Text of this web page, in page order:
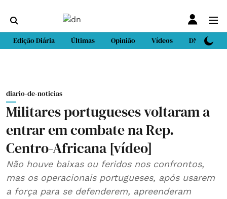
Edição Diária Últimas Opinião Vídeos DN Sport
diario-de-noticias
Militares portugueses voltaram a
entrar em combate na Rep.
Centro-Africana [vídeo]
Não houve baixas ou feridos nos confrontos,
mas os operacionais portugueses, após usarem
a força para se defenderem, apreenderam